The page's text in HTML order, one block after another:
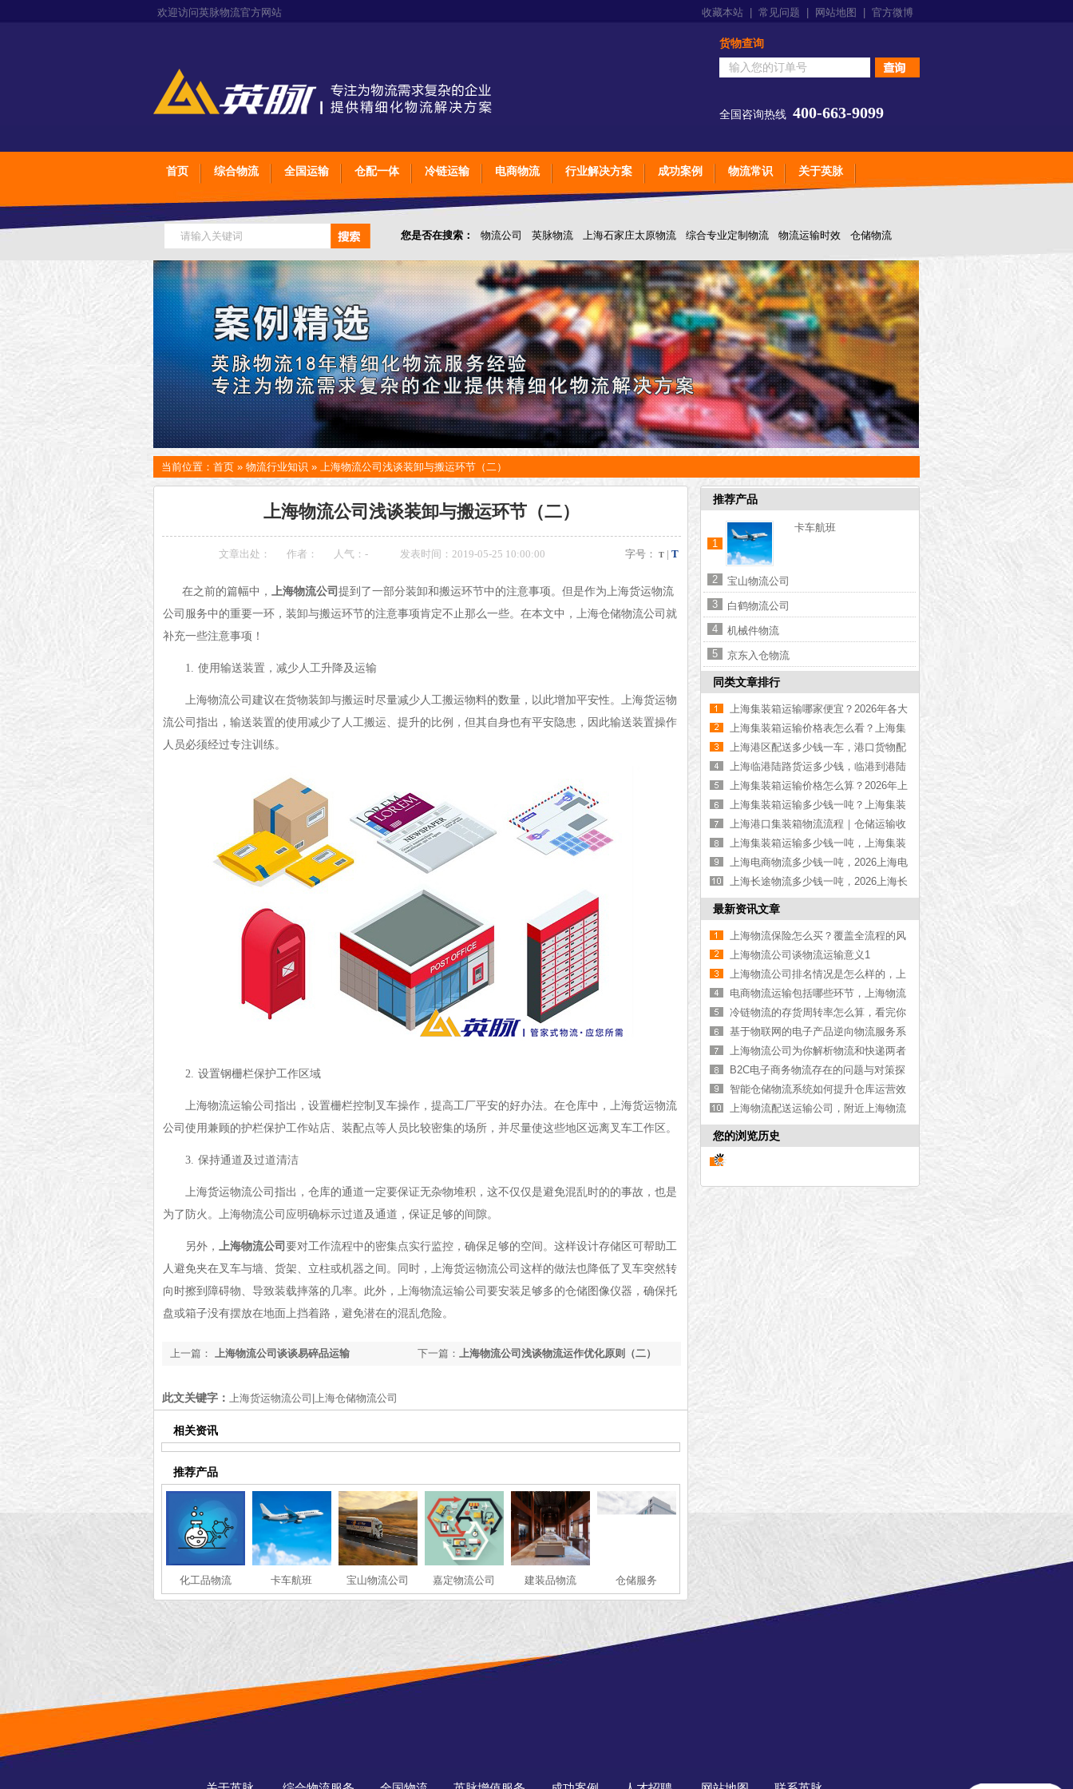
欢迎访问英脉物流官方网站 收藏本站 常见问题 网站地图 官方微博
货物查询
全国咨询热线 400-663-9099
首页 综合物流 全国运输 仓配一体 冷链运输 电商物流 行业解决方案 成功案例 物流常识 关于英脉
您是否在搜索： 物流公司 英脉物流 上海石家庄太原物流 综合专业定制物流 物流运输时效 仓储物流
仓储综合专业定制物流 上海石家庄太原综合专业定制物流
当前位置： 首页 » 物流行业知识 » 上海物流公司浅谈装卸与搬运环节（二）
上海物流公司浅谈装卸与搬运环节（二）
字号： T | T
文章出处： 作者： 人气： - 发表时间：2019-05-25 10:00:00
在之前的篇幅中， 上海物流公司 提到了一部分装卸和搬运环节中的注意事项。但是作为上海货运物流
公司服务中的重要一环，装卸与搬运环节的注意事项肯定不止那么一些。在本文中，上海仓储物流公司就
补充一些注意事项！
1. 使用输送装置，减少人工升降及运输
上海物流公司建议在货物装卸与搬运时尽量减少人工搬运物料的数量，以此增加平安性。 上海货运物
流公司指出， 输送装置的使用减少了人工搬运、提升的比例 ，但其自身也有平安隐患 ， 因此输送装置操作
人员必须经过专注训练。
2. 设置钢栅栏保护工作区域
上海物流运输公司指出， 设置栅栏控制叉车操作， 提高工厂平安的好办法。 在仓库中，上海货运物流
公司使用兼顾的护栏保护工作站店、装配点等人员比较密集的场所，并尽量使这些地区远离叉车工作区 。
3. 保持通道及过道清洁
上海货运物流公司指出，仓库的通道一定要保证无杂物堆积，这不仅仅是避免混乱时的的事故，也是
为了防火。上海物流公司应明确标示过道及通道 ， 保证足够的间隙。
另外， 上海物流公司 要对工作流程中的密集点实行监控，确保足够的空间。这样设计存储区可帮助工
人避免夹在叉车与墙、货架、立柱或机器之间。同时， 上海货运物流公司这样的做法也降低了叉车突然转
向时擦到障碍物、导致装载摔落的几率。 此外，上海物流运输公司要安装足够多的仓储图像仪器，确保托
盘或箱子没有摆放在地面上挡着路 ，避免潜在的混乱危险。
下一篇： 上海物流公司浅谈物流运作优化原则（二）
上一篇： 上海物流公司谈谈易碎品运输
此文关键字： 上海货运物流公司|上海仓储物流公司
相关资讯
推荐产品
化工品物流 卡车航班 宝山物流公司 嘉定物流公司 建装品物流 仓储服务
推荐产品
1
卡车航班
2
宝山物流公司
3
白鹤物流公司
4
机械件物流
5
京东入仓物流
同类文章排行
上海集装箱运输哪家便宜？2026年各大
物流公司推荐【最新更新】
上海集装箱运输价格表怎么看？上海集
装箱运输价格指南【最新更新】
上海港区配送多少钱一车，港口货物配
送服务收费价格表【含最新报价】
上海临港陆路货运多少钱，临港到港陆
路运输收费标准【含价格表】
上海集装箱运输价格怎么算？2026年上
海集装箱运输价格指南【最新更新】
上海集装箱运输多少钱一吨？上海集装
箱运输价格（含价格表）
上海港口集装箱物流流程｜仓储运输收
费标准2026｜港口物流【行业百科】
上海集装箱运输多少钱一吨，上海集装
箱运输价格（含价格表）
上海电商物流多少钱一吨，2026上海电
商物流价格【含最新价格】
上海长途物流多少钱一吨，2026上海长
途物流价格【含最新价格】
最新资讯文章
上海物流保险怎么买？覆盖全流程的风
险保障方案【行业百科】
上海物流公司谈物流运输意义1
上海物流公司排名情况是怎么样的，上
海物流公司哪家好【综合最优】
电商物流运输包括哪些环节，上海物流
公司解答【今日更新】
冷链物流的存货周转率怎么算，看完你
就知道了[最新更新]
基于物联网的电子产品逆向物流服务系
统的构建与发展研究
上海物流公司为你解析物流和快递两者
有什么区别，物流和快递哪个更便宜
【含价格单】
B2C电子商务物流存在的问题与对策探
究
智能仓储物流系统如何提升仓库运营效
率，看完你就知道了
上海物流配送运输公司，附近上海物流
公司推荐【含地址】
您的浏览历史